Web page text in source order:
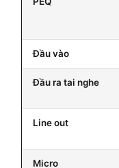
Đầu vào
Đầu ra tai nghe
Line out
Micro